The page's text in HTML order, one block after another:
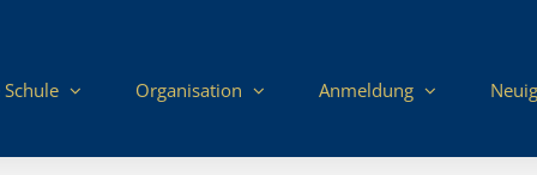
Organisation Anmeldung